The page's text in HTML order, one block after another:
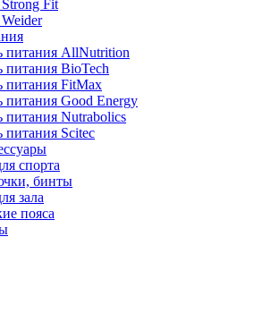
Fit
питания AllNutrition
питания BioTech
питания FitMax
питания Good Energy
питания Nutrabolics
питания Scitec
спорта
бинты
зала
пояса